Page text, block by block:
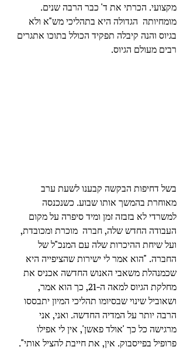
מקצועי. הכרתי את ד' כבר הרבה שנים.
מומחיותה  הגדולה היא בתהליכי מש"א ולא
בגיוס והנה קיבלה תפקיד הכולל בתוכו אתגרים
רבים מעולם הגיוס.
בשל דחיפות הבקשה קבענו לשעת ערב
מאוחרת בהמשך אותו שבוע. כשנכנסה
למשרדי לא בזבזה זמן ומיד סיפרה על מקום
העבודה החדש שלה, חברה  מוכרת ומכובדת,
ועל שיחת ההיכרות שלה עם המנכ"ל של
החברה. "הוא אמר לי ישירות שהציפייה היא
שכמנהלת משאבי האנוש החדשה אכניס את
מחלקת הגיוס למאה ה-21, כך הוא אמר,
ושאוביל שינוי שבסיומו תהליכי המיון יתבססו
הרבה יותר על המדיה החדשה. ואני, אני
מרגישה כל כך 'אולד פאשן', אין לי אפילו
פרופיל בפייסבוק. אין, את חייבת להציל אותי".